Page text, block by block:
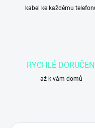
kabel ke každému
RYCHLÉ DORUČENÍ
až k vám domů